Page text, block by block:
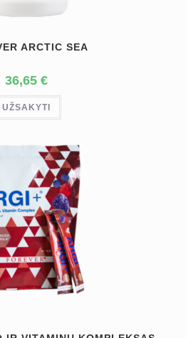
ARCTIC SEA
36,65 €
UŽSAKYTI